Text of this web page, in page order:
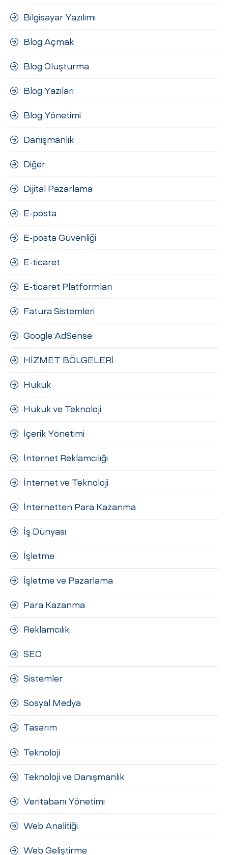
Bilgisayar Yazılımı
Blog Açmak
Blog Oluşturma
Blog Yazıları
Blog Yönetimi
Danışmanlık
Diğer
Dijital Pazarlama
E-posta
E-posta Güvenliği
E-ticaret
E-ticaret Platformları
Fatura Sistemleri
Google AdSense
HİZMET BÖLGELERİ
Hukuk
Hukuk ve Teknoloji
İçerik Yönetimi
İnternet Reklamcılığı
İnternet ve Teknoloji
İnternetten Para Kazanma
İş Dünyası
İşletme
İşletme ve Pazarlama
Para Kazanma
Reklamcılık
SEO
Sistemler
Sosyal Medya
Tasarım
Teknoloji
Teknoloji ve Danışmanlık
Veritabanı Yönetimi
Web Analitiği
Web Geliştirme